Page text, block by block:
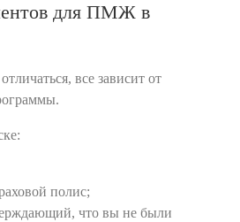
для ПМЖ в
все зависит от
полис;
что вы не были